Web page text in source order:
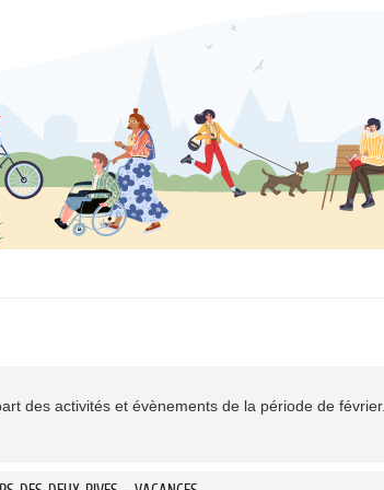
des activités et évènements de la période de février.